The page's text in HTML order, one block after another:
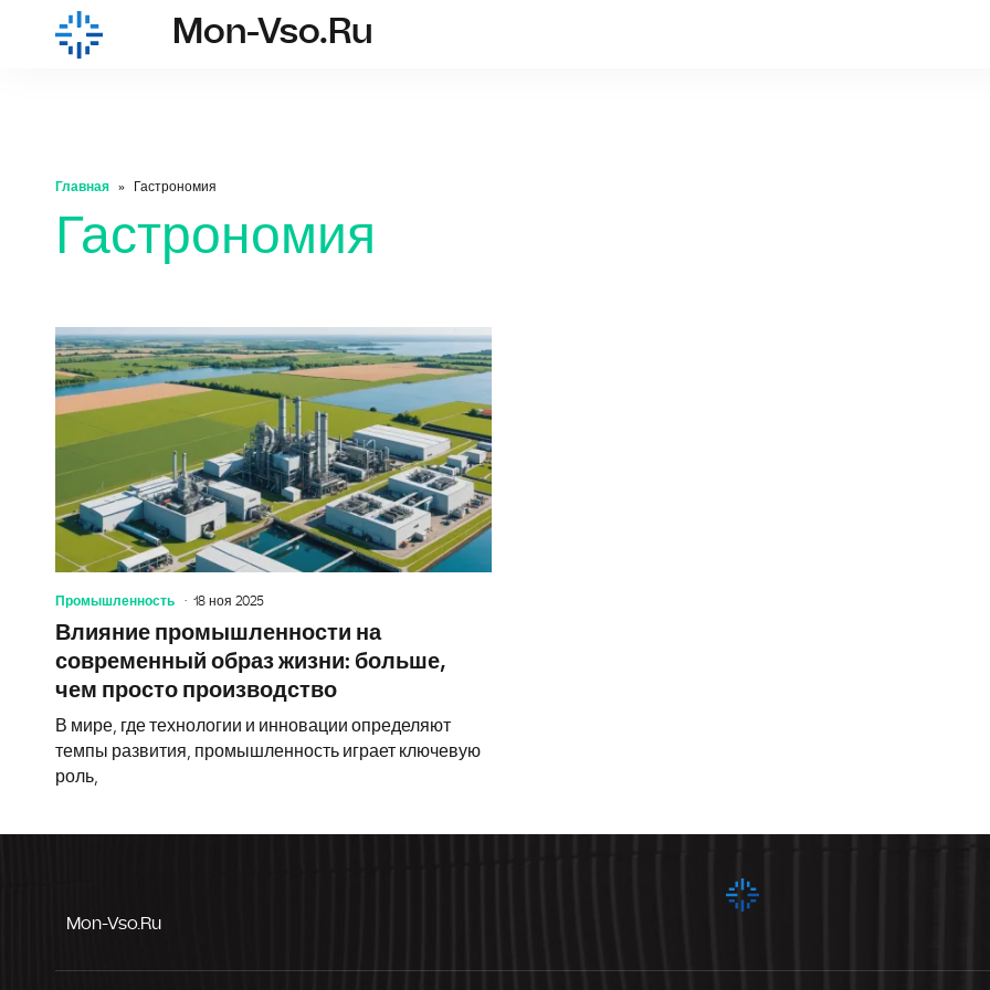
mon-vso.ru
Mon-Vso.ru
Главная Гастрономия
Гастрономия
Промышленность 18 ноя 2025
Влияние промышленности на
современный образ жизни: больше,
чем просто производство
В мире, где технологии и инновации определяют
темпы развития, промышленность играет ключевую
роль,
Mon-Vso.ru